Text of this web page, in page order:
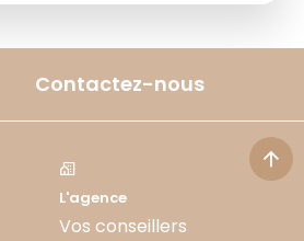
Contactez-nous
L'agence
Vos conseillers